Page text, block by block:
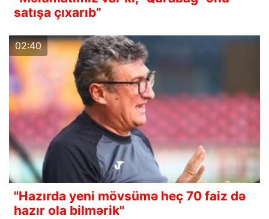
satışa çıxarıb”
02:40
"Hazırda yeni mövsümə heç 70 faiz də
hazır ola bilmərik"